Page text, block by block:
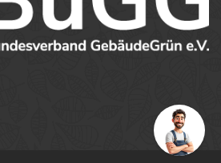
Datenschutzbestimmungen Anton